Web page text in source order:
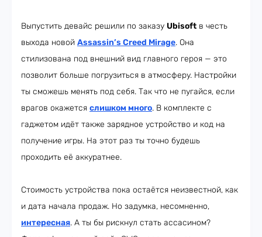
Выпустить девайс решили по заказу Ubisoft в честь
выхода новой Assassin’s Creed Mirage. Она
стилизована под внешний вид главного героя — это
позволит больше погрузиться в атмосферу. Настройки
ты сможешь менять под себя. Так что не пугайся, если
врагов окажется слишком много. В комплекте с
гаджетом идёт также зарядное устройство и код на
получение игры. На этот раз ты точно будешь
проходить её аккуратнее.
Стоимость устройства пока остаётся неизвестной, как
и дата начала продаж. Но задумка, несомненно,
интересная. А ты бы рискнул стать ассасином?